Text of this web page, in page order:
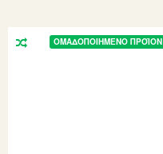
ΟΜΑΔΟΠΟΙΗΜΈΝΟ ΠΡΟΪΌΝ